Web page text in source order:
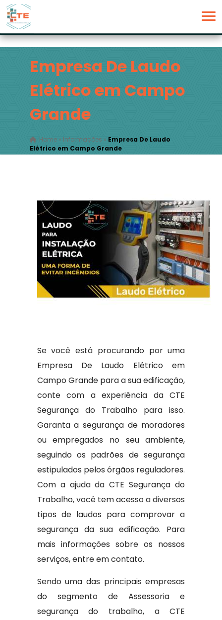
Empresa De Laudo
Elétrico em Campo
Grande
Home» Informações » Empresa De Laudo
Elétrico em Campo Grande
Se você está procurando por uma
Empresa De Laudo Elétrico em
Campo Grande para a sua edificação,
conte com a experiência da CTE
Segurança do Trabalho para isso.
Garanta a segurança de moradores
ou empregados no seu ambiente,
seguindo os padrões de segurança
estipulados pelos órgãos reguladores.
Com a ajuda da CTE Segurança do
Trabalho, você tem acesso a diversos
tipos de laudos para comprovar a
segurança da sua edificação. Para
mais informações sobre os nossos
serviços, entre em contato.
Sendo uma das principais empresas
do segmento de Assessoria e
segurança do trabalho, a CTE